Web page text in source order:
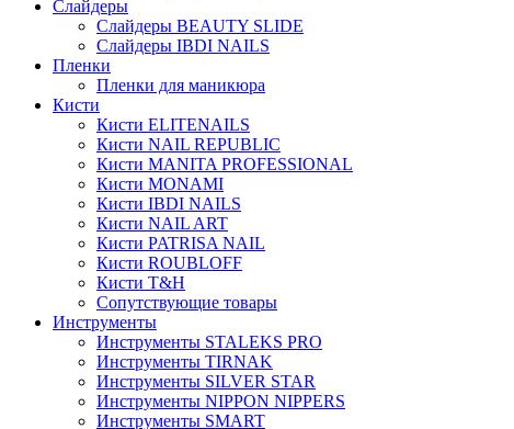
Слайдеры
Слайдеры BEAUTY SLIDE
Слайдеры IBDI NAILS
Пленки
Пленки для маникюра
Кисти
Кисти ELITENAILS
Кисти NAIL REPUBLIC
Кисти MANITA PROFESSIONAL
Кисти MONAMI
Кисти IBDI NAILS
Кисти NAIL ART
Кисти PATRISA NAIL
Кисти ROUBLOFF
Кисти T&H
Сопутствующие товары
Инструменты
Инструменты STALEKS PRO
Инструменты TIRNAK
Инструменты SILVER STAR
Инструменты NIPPON NIPPERS
Инструменты SMART